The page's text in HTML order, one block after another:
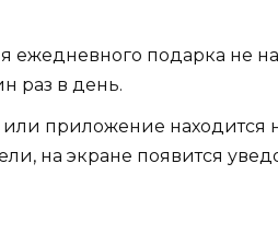
ежедневного подарка не
раз в день.
или приложение находится
на экране появится